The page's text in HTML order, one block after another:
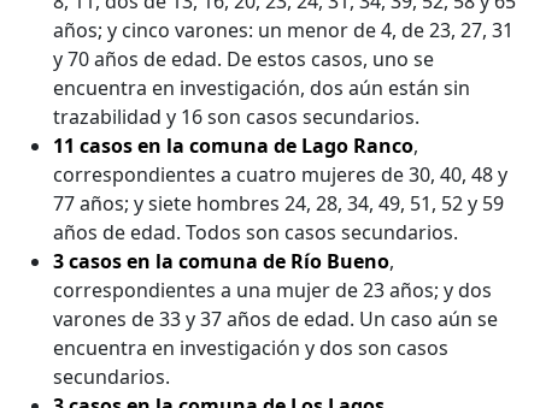
años; y cinco varones: un menor de 4, de 23, 27, 31
y 70 años de edad. De estos casos, uno se
encuentra en investigación, dos aún están sin
trazabilidad y 16 son casos secundarios.
11 casos en la comuna de Lago Ranco,
correspondientes a cuatro mujeres de 30, 40, 48 y
77 años; y siete hombres 24, 28, 34, 49, 51, 52 y 59
años de edad. Todos son casos secundarios.
3 casos en la comuna de Río Bueno,
correspondientes a una mujer de 23 años; y dos
varones de 33 y 37 años de edad. Un caso aún se
encuentra en investigación y dos son casos
secundarios.